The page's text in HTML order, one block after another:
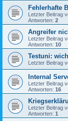
Fehlerhafte
Letzter Beitrag
Antworten: 2
Angreifer
Letzter Beitrag
Antworten: 10
Testuni:
Letzter Beitrag
Internal
Letzter Beitrag
Antworten: 16
Letzter Beitrag
Antworten: 1